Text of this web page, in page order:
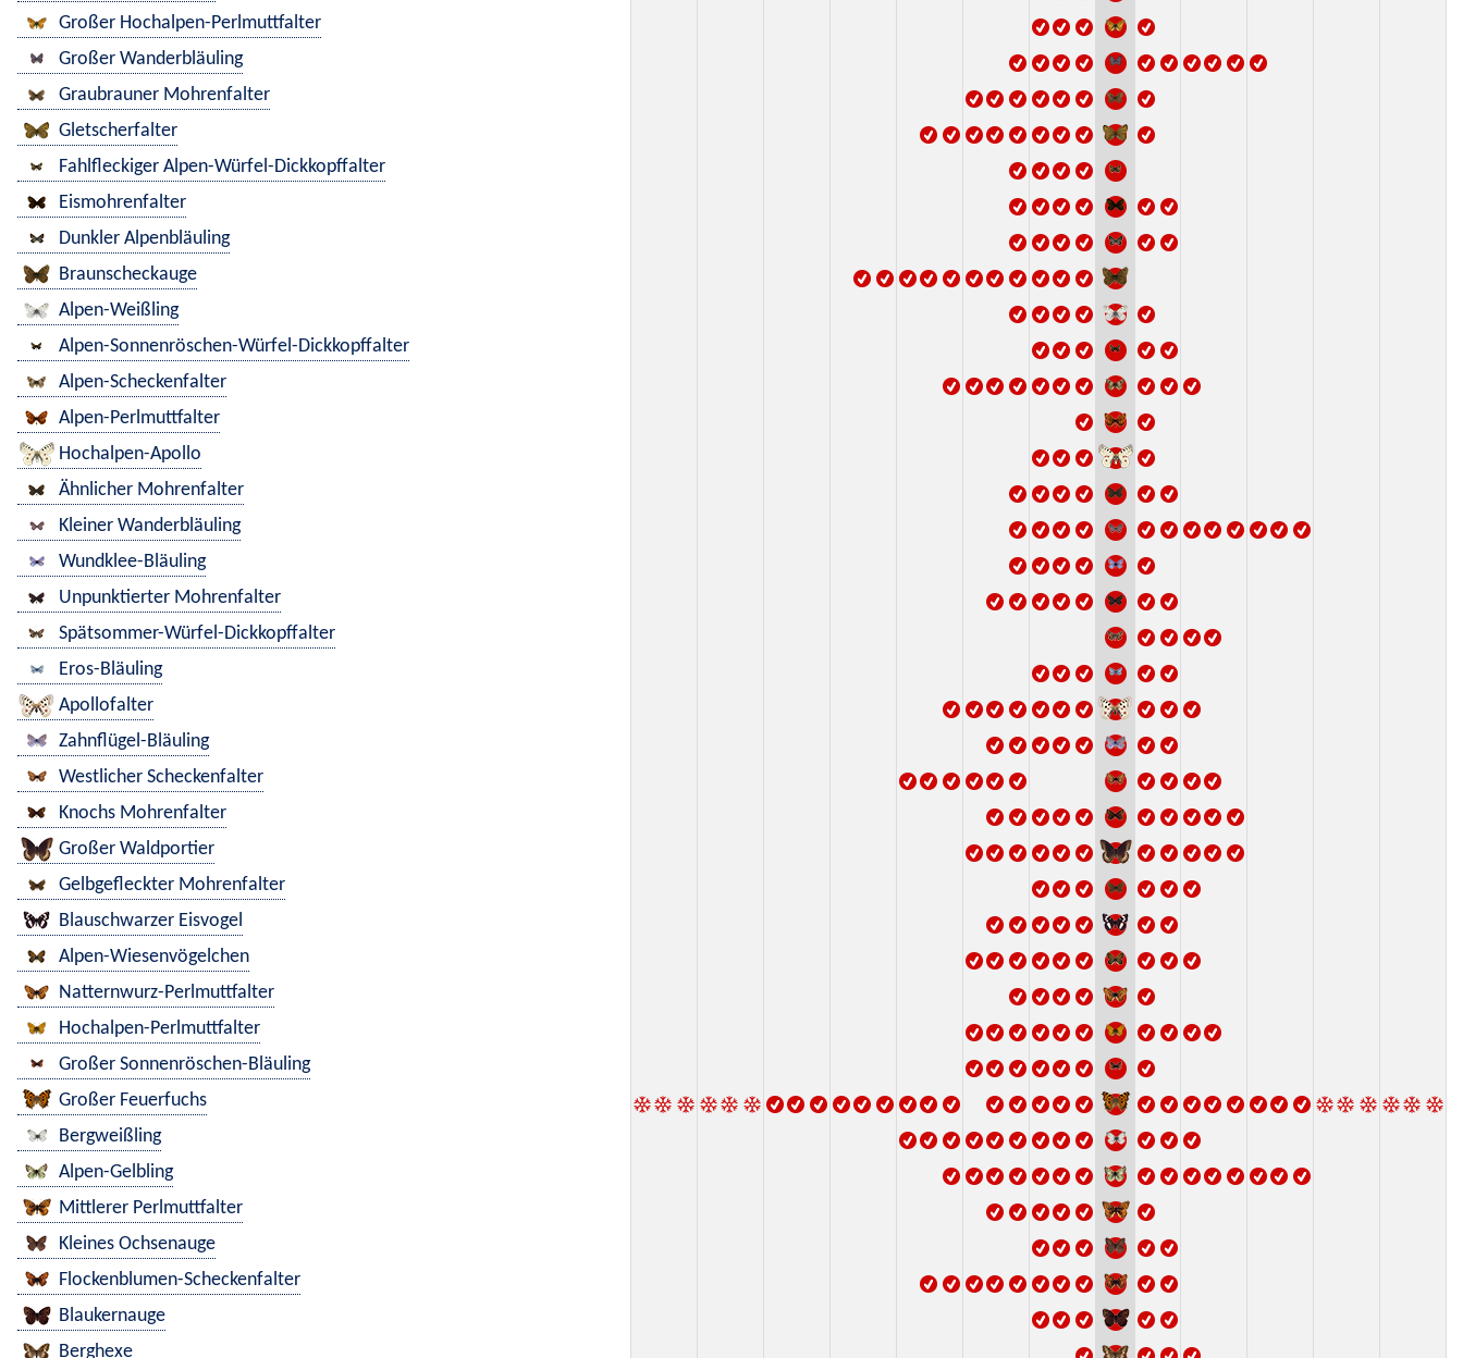
Großer Hochalpen-Perlmuttfalter
Großer Wanderbläuling
Graubrauner Mohrenfalter
Gletscherfalter
Fahlfleckiger Alpen-Würfel-Dickkopffalter
Eismohrenfalter
Dunkler Alpenbläuling
Braunscheckauge
Alpen-Weißling
Alpen-Sonnenröschen-Würfel-Dickkopffalter
Alpen-Scheckenfalter
Alpen-Perlmuttfalter
Hochalpen-Apollo
Ähnlicher Mohrenfalter
Kleiner Wanderbläuling
Wundklee-Bläuling
Unpunktierter Mohrenfalter
Spätsommer-Würfel-Dickkopffalter
Eros-Bläuling
Apollofalter
Zahnflügel-Bläuling
Westlicher Scheckenfalter
Knochs Mohrenfalter
Großer Waldportier
Gelbgefleckter Mohrenfalter
Blauschwarzer Eisvogel
Alpen-Wiesenvögelchen
Natternwurz-Perlmuttfalter
Hochalpen-Perlmuttfalter
Großer Sonnenröschen-Bläuling
Großer Feuerfuchs
Bergweißling
Alpen-Gelbling
Mittlerer Perlmuttfalter
Kleines Ochsenauge
Flockenblumen-Scheckenfalter
Blaukernauge
Berghexe